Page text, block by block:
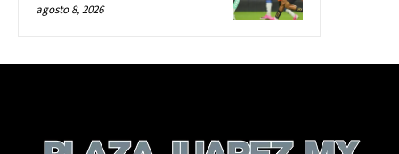
agosto 8, 2026